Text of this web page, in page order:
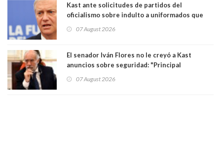
Kast ante solicitudes de partidos del
oficialismo sobre indulto a uniformados que
07 August 2026
El senador Iván Flores no le creyó a Kast
anuncios sobre seguridad: "Principal
perseguir ruta del dinero y levantar secreto
07 August 2026